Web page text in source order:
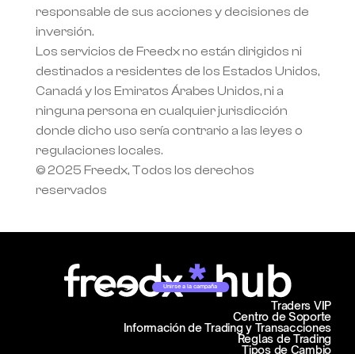
responsable de sus acciones y decisiones de
inversión.
Los servicios de Freedx no están dirigidos ni
destinados a residentes de los Estados Unidos,
Canadá y los Emiratos Árabes Unidos, ni a
ninguna persona en cualquier jurisdicción
donde dicho uso sería contrario a las leyes o
regulaciones locales.
© 2025 Freedx, Todos los derechos
reservados
Unirse a la campaña
Centro de Soporte
Información de Trading y Transacciones
Traders VIP
Reglas de Trading
Tipos de Cambio